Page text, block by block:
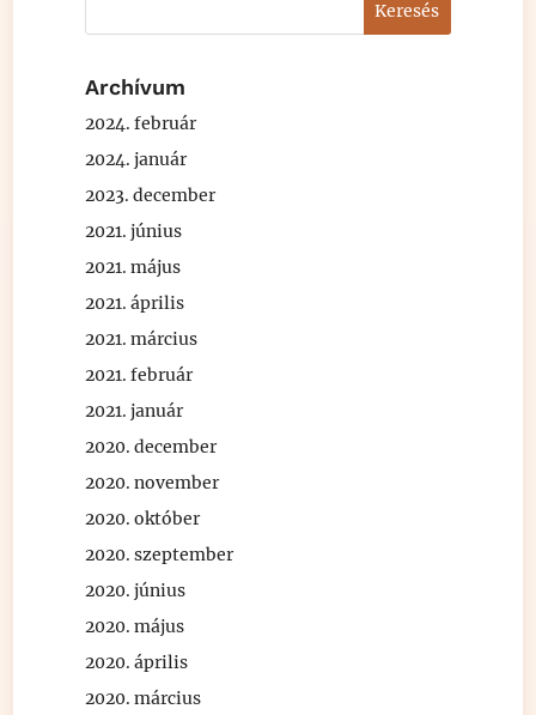
Archívum
2024. február
2024. január
2023. december
2021. június
2021. május
2021. április
2021. március
2021. február
2021. január
2020. december
2020. november
2020. október
2020. szeptember
2020. június
2020. május
2020. április
2020. március